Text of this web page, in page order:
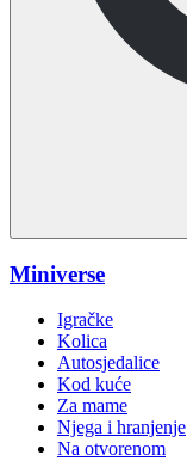
Miniverse
Igračke
Kolica
Autosjedalice
Kod kuće
Za mame
Njega i hranjenje
Na otvorenom